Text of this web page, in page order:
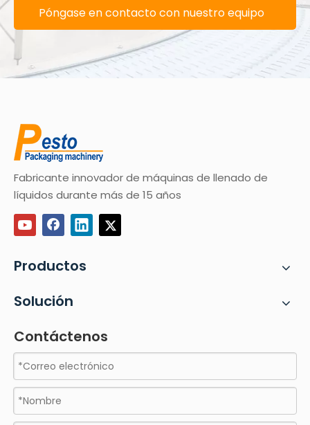
Póngase en contacto con nuestro equipo
Fabricante innovador de máquinas de llenado de
líquidos durante más de 15 años
Productos
Solución
Contáctenos